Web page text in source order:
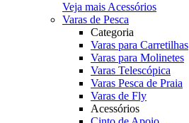
Veja mais Acessórios
Varas de Pesca
Categoria
Varas para Carretilhas
Varas para Molinetes
Varas Telescópica
Varas Pesca de Praia
Varas de Fly
Acessórios